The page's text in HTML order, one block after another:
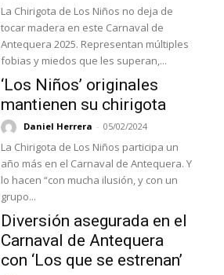
La Chirigota de Los Niños no deja de
tocar madera en este Carnaval de
Antequera 2025. Representan múltiples
fobias y miedos que les superan,...
‘Los Niños’ originales
mantienen su chirigota
Daniel Herrera - 05/02/2024
La Chirigota de Los Niños participa un
año más en el Carnaval de Antequera. Y
lo hacen “con mucha ilusión, y con un
grupo...
Diversión asegurada en el
Carnaval de Antequera
con ‘Los que se estrenan’